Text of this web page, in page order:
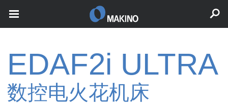
EDAF2i ULTRA
数控电火花机床